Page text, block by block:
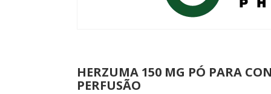
HERZUMA 150 MG PÓ PARA
PERFUSÃO